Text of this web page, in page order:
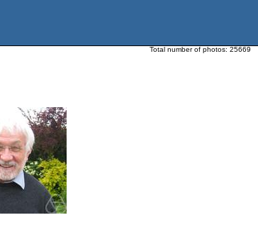
Total number of photos: 25669